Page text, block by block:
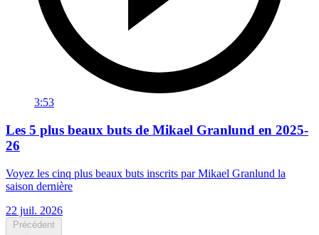
3:53
Les 5 plus beaux buts de Mikael Granlund en 2025-
26
Voyez les cinq plus beaux buts inscrits par Mikael Granlund la
saison dernière
22 juil. 2026
Précédent